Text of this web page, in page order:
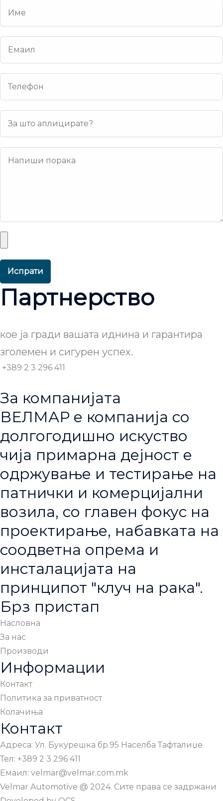
Испрати
Партнерство
кое ја гради вашата иднина и гарантира
зголемен и сигурен успех.
+389 2 3 296 411
За компанијата
ВЕЛМАР е компанија со
долгогодишно искуство
чија примарна дејност е
одржување и тестирање на
патнички и комерцијални
возила, со главен фокус на
проектирање, набавката на
соодветна опрема и
инсталацијата на
принципот "клуч на рака".
Брз пристап
Насловна
За нас
Производи
Информации
Контакт
Политика за приватност
Колачиња
Контакт
Адреса: Ул. Букурешка бр.95 Населба Тафталиџе
Тел: +389 2 3 296 411
Емаил: velmar@velmar.com.mk
Velmar Automotive @ 2024. Сите права се задржани